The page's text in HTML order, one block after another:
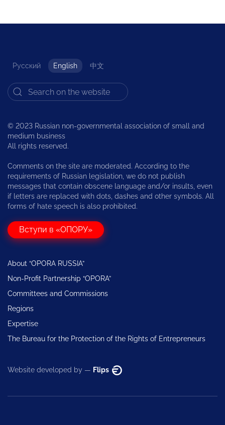
Русский English 中文
© 2023 Russian non-governmental association of small and
medium business
All rights reserved.
Comments on the site are moderated. According to the
requirements of Russian legislation, we do not publish
messages that contain obscene language and/or insults, even
if letters are replaced with dots, dashes and other symbols. All
forms of hate speech is also prohibited.
Вступи в «ОПОРУ»
About “OPORA RUSSIA”
Non-Profit Partnership “OPORA”
Committees and Commissions
Regions
Expertise
The Bureau for the Protection of the Rights of Entrepreneurs
Website developed by — Flips